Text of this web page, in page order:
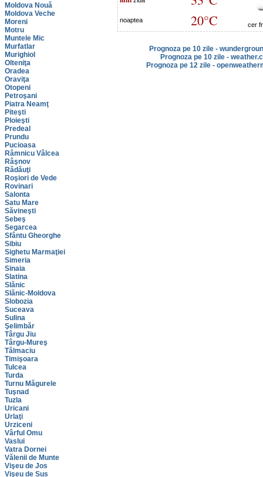
Moldova Nouă
Moldova Veche
Moreni
Motru
Muntele Mic
Murfatlar
Murighiol
Olteniţa
Oradea
Oraviţa
Otopeni
Petroşani
Piatra Neamţ
Piteşti
Ploieşti
Predeal
Prundu
Pucioasa
Râmnicu Vâlcea
Râşnov
Rădăuţi
Roşiori de Vede
Rovinari
Salonta
Satu Mare
Săvineşti
Sebeş
Segarcea
Sfântu Gheorghe
Sibiu
Sighetu Marmaţiei
Simeria
Sinaia
Slatina
Slănic
Slănic-Moldova
Slobozia
Suceava
Sulina
Şelimbăr
Târgu Jiu
Târgu-Mureş
Tălmaciu
Timişoara
Tulcea
Turda
Turnu Măgurele
Tuşnad
Tuzla
Uricani
Urlaţi
Urziceni
Vârful Omu
Vaslui
Vatra Dornei
Vălenii de Munte
Vişeu de Jos
Vişeu de Sus
cer
noaptea 20°C
Prognoza pe 10 zile -
Prognoza pe 10 zile -
Prognoza pe 12 zile -